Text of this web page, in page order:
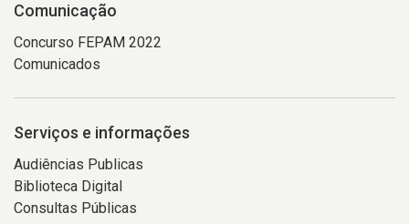
Comunicação
Concurso FEPAM 2022
Comunicados
Serviços e informações
Audiências Publicas
Biblioteca Digital
Consultas Públicas